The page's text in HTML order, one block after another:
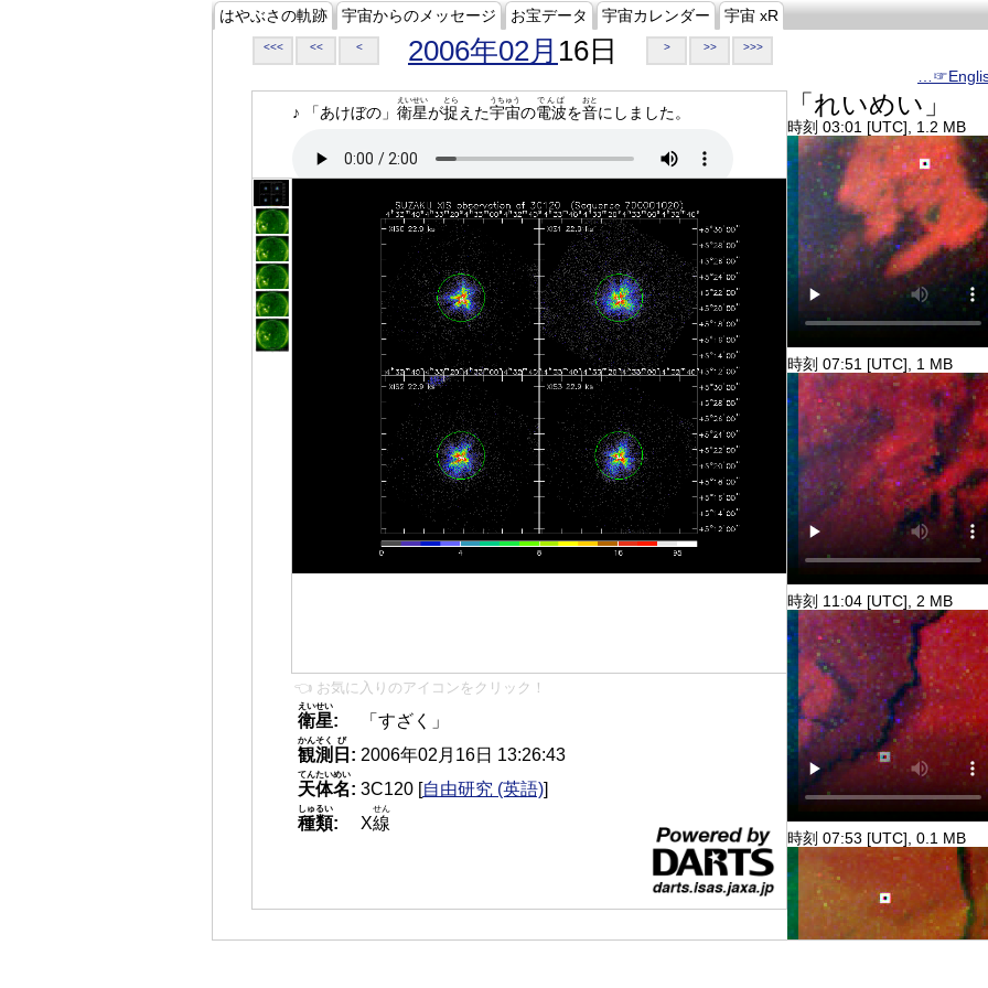
はやぶさの軌跡 宇宙からのメッセージ お宝データ 宇宙カレンダー 宇宙 xR
<<< << < 2006年02月 16日 > >> >>>
♪ 「あけぼの」 衛星
えいせい
が捉
とら
えた宇宙
うちゅう
の電波
でんぱ
を音
おと
にしました。
👈 お気に入りのアイコンをクリック！
衛星
えいせい
:
「すざく」
観測
かんそく
日
び
: 2006年02月16日 13:26:43
天体名
てんたいめい
: 3C120 [自由研究 (英語)]
種類
しゅるい
: X線
せん
「れいめい」
時刻 03:01 [UTC], 1.2 MB
時刻 07:51 [UTC], 1 MB
時刻 11:04 [UTC], 2 MB
時刻 07:53 [UTC], 0.1 MB